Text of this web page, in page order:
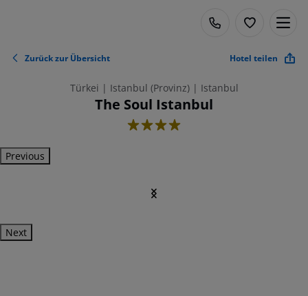
Zurück zur Übersicht Hotel teilen
Türkei | Istanbul (Provinz) | Istanbul
The Soul Istanbul
4
Previous
Next